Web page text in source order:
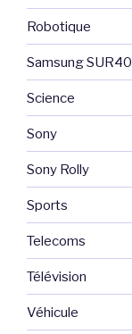
Robotique
Samsung SUR40
Science
Sony
Sony Rolly
Sports
Telecoms
Télévision
Véhicule